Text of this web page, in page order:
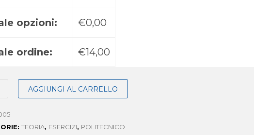
opzioni: €0,00
ordine: €14,00
AGGIUNGI AL CARRELLO
TEORIA, ESERCIZI, POLITECNICO